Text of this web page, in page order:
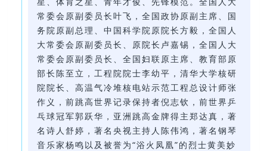
常委会原副委员长叶飞，全国政协原副主席、国
务院原副总理、中国科学院原院长方毅，全国人
大常委会原副委员长、原院长卢嘉锡，全国人大
常委会原副委员长、全国妇联原主席、教育部原
部长陈至立，工程院院士李幼平，清华大学核研
院院长、高温气冷堆核电站示范工程总设计师张
作义，前跳高世界记录保持者倪志钦，前世界乒
乓球冠军郭跃华，亚洲跳高金牌得主郑达真，著
名诗人舒婷，著名央视主持人陈伟鸿，著名钢琴
音乐家杨鸣以及被誉为“浴火凤凰”的烈士黄美妙